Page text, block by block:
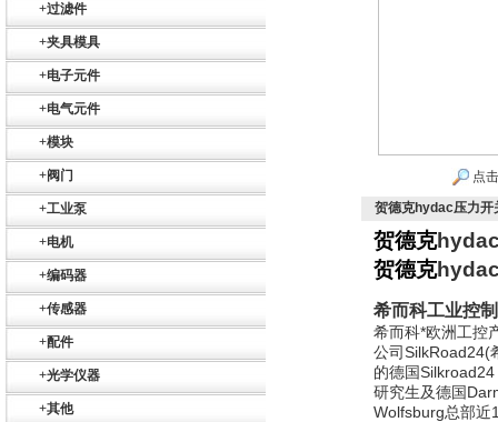
+过滤件
+夹具模具
+电子元件
+电气元件
+模块
+阀门
+工业泵
+电机
+编码器
+传感器
+配件
+光学仪器
+其他
点
贺德克hydac压力开
贺德克
贺德克
希而科工业控
希而科*欧洲工控
公司SilkRoad24(
的德国Silkroad24
研究生及德国
Wolfsburg总部近